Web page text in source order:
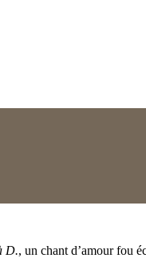
D., un chant d’amour fou